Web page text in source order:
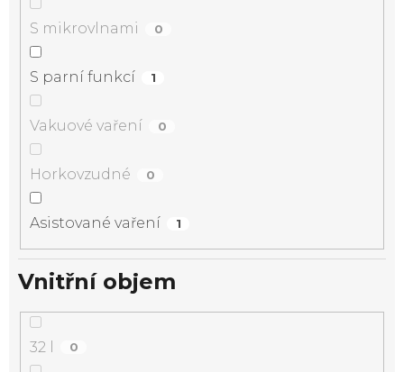
S mikrovlnami 0
S parní funkcí 1
Vakuové vaření 0
Horkovzudné 0
Asistované vaření 1
Vnitřní objem
32 l 0